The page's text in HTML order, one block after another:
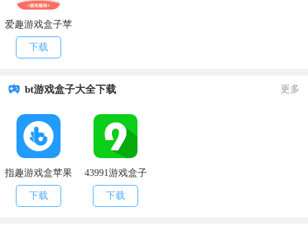
爱趣游戏盒子苹
果版最新
下载
bt游戏盒子大全下载 更多
指趣游戏盒苹果
版
下载
43991游戏盒子
下载